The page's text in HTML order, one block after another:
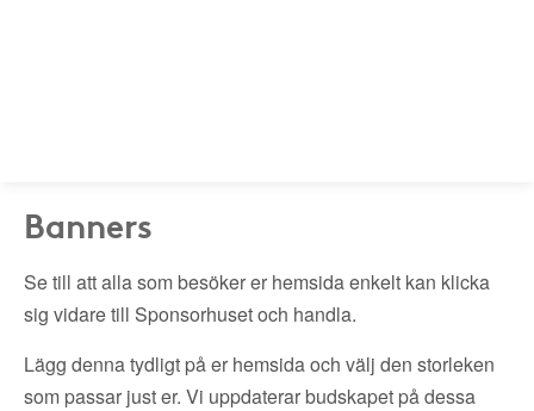
Banners
Se till att alla som besöker er hemsida enkelt kan klicka
sig vidare till Sponsorhuset och handla.
Lägg denna tydligt på er hemsida och välj den storleken
som passar just er. Vi uppdaterar budskapet på dessa